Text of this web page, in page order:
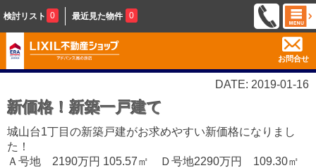
検討リスト 0 最近見た物件 0
お問合せ
DATE: 2019-01-16
新価格！新築一戸建て
城山台1丁目の新築戸建がお求めやすい新価格になりまし
た！
Ａ号地 2190万円 105.57㎡ Ｄ号地2290万円 109.30㎡